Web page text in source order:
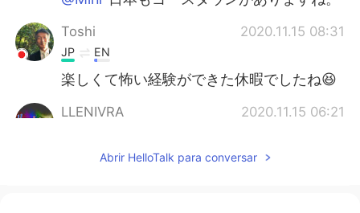
Toshi 2020.11.15 08:31
JP EN
楽しくて怖い経験ができた休暇でしたね😆
LLENIVRA 2020.11.15 06:21
I think I saw this in a movie, can't
Abrir HelloTalk para conversar